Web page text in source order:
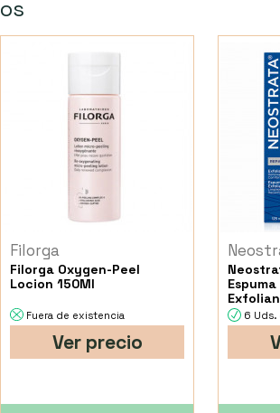
Filorga
Filorga Oxygen-Peel
Locion 150Ml
Fuera de existencia
Ver precio
6